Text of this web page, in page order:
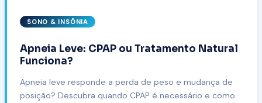
SONO & INSÔNIA
Apneia Leve: CPAP ou Tratamento Natural
Funciona?
Apneia leve responde a perda de peso e mudança de
posição? Descubra quando CPAP é necessário e como